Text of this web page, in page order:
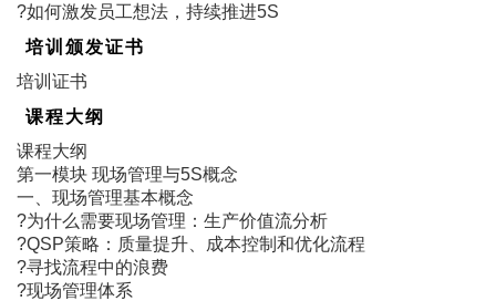
?如何激发员工想法，持续推进5S
培训颁发证书
培训证书
课程大纲
课程大纲
第一模块 现场管理与5S概念
一、现场管理基本概念
?为什么需要现场管理：生产价值流分析
?QSP策略：质量提升、成本控制和优化流程
?寻找流程中的浪费
?现场管理体系